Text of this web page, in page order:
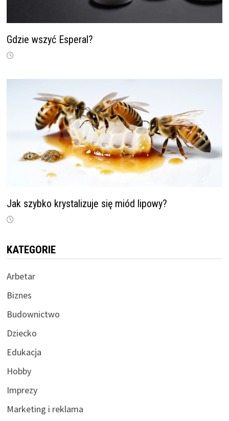
Gdzie wszyć Esperal?
Jak szybko krystalizuje się miód lipowy?
KATEGORIE
Arbetar
Biznes
Budownictwo
Dziecko
Edukacja
Hobby
Imprezy
Marketing i reklama